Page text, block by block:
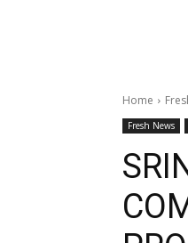
Home
Fresh News